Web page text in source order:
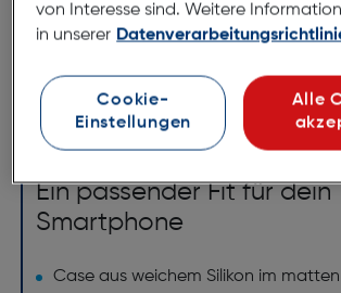
Samsung Galaxy S23FE
ArtNr.: 180000985
Ein passender Fit für dein
Smartphone
Case aus weichem Silikon im
von Interesse sind. Weitere
in unserer
Cookie-
Einstellungen
Alle